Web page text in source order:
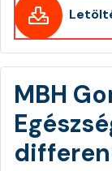
MBH